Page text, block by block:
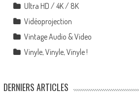
Ultra HD / 4K / 8K
Vidéoprojection
Vintage Audio & Video
Vinyle, Vinyle, Vinyle !
DERNIERS ARTICLES